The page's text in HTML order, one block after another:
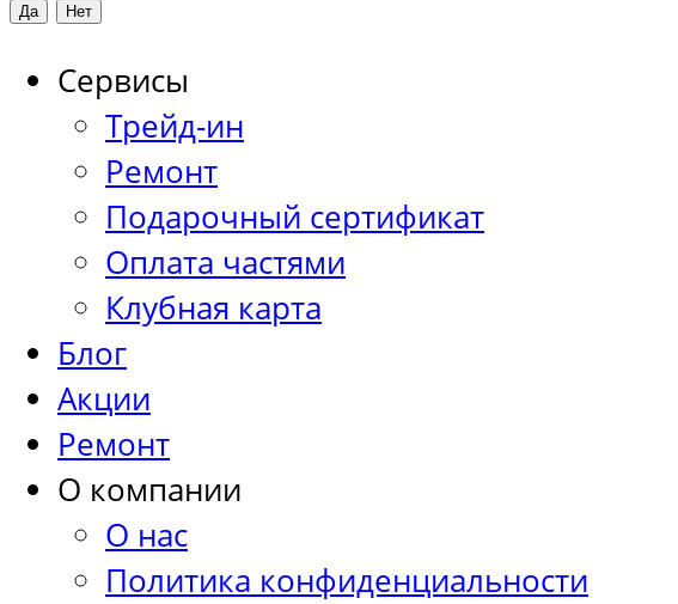
Сервисы
Трейд-ин
Ремонт
Подарочный сертификат
Оплата частями
Клубная карта
Блог
Акции
Ремонт
О компании
О нас
Политика конфиденциальности